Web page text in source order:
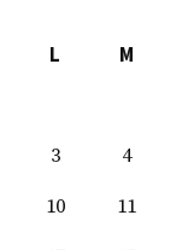
L
M
3
4
10
11